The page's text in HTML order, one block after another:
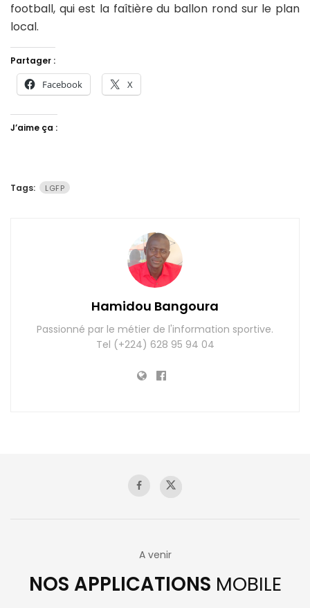
football, qui est la faîtière du ballon rond sur le plan
local.
Partager :
Facebook X
J’aime ça :
Tags: LGFP
Hamidou Bangoura
Passionné par le métier de l'information sportive.
Tel (+224) 628 95 94 04
A venir
NOS APPLICATIONS MOBILE